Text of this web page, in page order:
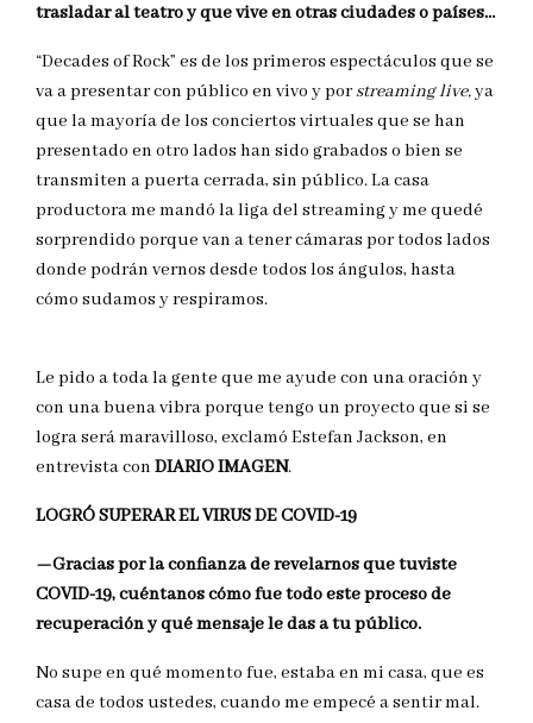
trasladar al teatro y que vive en otras ciudades o países…
“Decades of Rock” es de los primeros espectáculos que se
va a presentar con público en vivo y porstreaming live,ya
que la mayoría de los conciertos virtuales que se han
presentado en otro lados han sido grabados o bien se
transmiten a puerta cerrada, sin público. La casa
productora me mandó la liga del streaming y me quedé
sorprendido porque van a tener cámaras por todos lados
donde podrán vernos desde todos los ángulos, hasta
cómo sudamos y respiramos.
Le pido a toda la gente que me ayude con una oración y
con una buena vibra porque tengo un proyecto que si se
logra será maravilloso, exclamó Estefan Jackson, en
entrevista con DIARIO IMAGEN.
LOGRÓ SUPERAR EL VIRUS DE COVID-19
—Gracias por la confianza de revelarnos que tuviste
COVID-19, cuéntanos cómo fue todo este proceso de
recuperación y qué mensaje le das a tu público.
No supe en qué momento fue, estaba en mi casa, que es
casa de todos ustedes, cuando me empecé a sentir mal.